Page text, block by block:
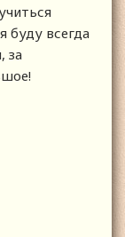
буду всегда
за